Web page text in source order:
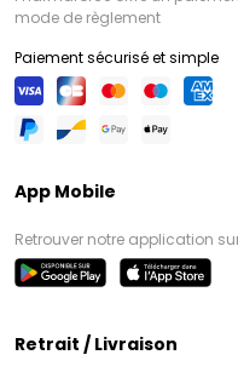
mode de règlement
Paiement sécurisé et simple
App Mobile
Retrouver notre application
Retrait / Livraison